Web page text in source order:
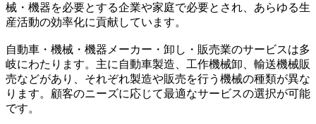
械・機器を必要とする企業や家庭で必要とされ、あらゆる生
産活動の効率化に貢献しています。
自動車・機械・機器メーカー・卸し・販売業のサービスは多
岐にわたります。主に自動車製造、工作機械卸、輸送機械販
売などがあり、それぞれ製造や販売を行う機械の種類が異な
ります。顧客のニーズに応じて最適なサービスの選択が可能
です。